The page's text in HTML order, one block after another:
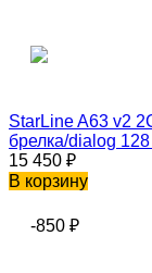
StarLine A63 v2
брелка/dialog
15 450 ₽
В корзину
-850 ₽